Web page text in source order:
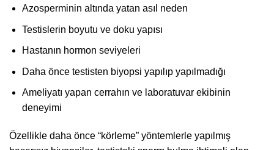
Azosperminin altında yatan asıl neden
Testislerin boyutu ve doku yapısı
Hastanın hormon seviyeleri
Daha önce testisten biyopsi yapılıp yapılmadığı
Ameliyatı yapan cerrahın ve laboratuvar ekibinin
deneyimi
Özellikle daha önce “körleme” yöntemlerle yapılmış